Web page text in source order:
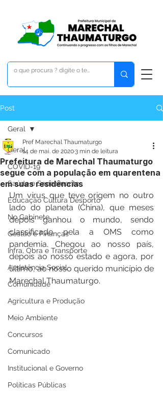
Post
Geral
COVID-19
Saúde e Saneamento
Educação Cultura Desporto
No Gabinete
Gestão e Finanças
Infra, Obra e Transporte
Assistência Social
Comunidade
Agricultura e Produção
Meio Ambiente
Concursos
Comunicado
Institucional e Governo
Políticas Públicas
Geral
Prefeitura de Marechal Thaumaturgo
segue com a população em quarentena
em suas residências
Pref Marechal Thaumaturgo
14 de mai. de 20203 min de leitura
Um vírus que teve origem no outro
lado do planeta (China), que meses
depois ganhou o mundo, sendo
classificado pela a OMS como
pandemia. Chegou ao nosso país,
depois ao nosso estado e agora, por
último, ao nosso querido município de
Marechal Thaumaturgo.